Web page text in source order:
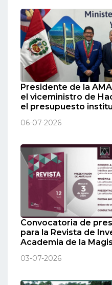
Presidente de la
el viceministro de
el presupuesto
06-07-2026
Convocatoria de
para la Revista de
Academia de la
03-07-2026